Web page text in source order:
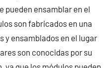
pueden ensamblar en el
son fabricados en una
y ensamblados en el lugar
son conocidas por su